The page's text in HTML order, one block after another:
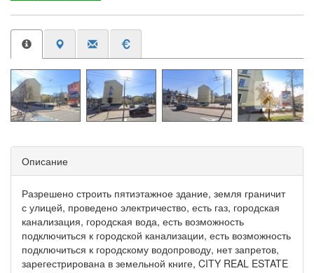
Описание
Разрешено строить пятиэтажное здание, земля граничит
с улицей, проведено электричество, есть газ, городская
канализация, городская вода, есть возможность
подключиться к городской канализации, есть возможность
подключиться к городскому водопроводу, нет запретов,
зарегестрирована в земельной книге, CITY REAL ESTATE